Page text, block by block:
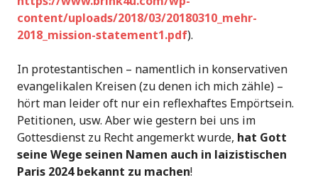
content/uploads/2018/03/20180310_mehr-
2018_mission-statement1.pdf).
In protestantischen – namentlich in konservativen
evangelikalen Kreisen (zu denen ich mich zähle) –
hört man leider oft nur ein reflexhaftes Empörtsein.
Petitionen, usw. Aber wie gestern bei uns im
Gottesdienst zu Recht angemerkt wurde, hat Gott
seine Wege seinen Namen auch in laizistischen
Paris 2024 bekannt zu machen!